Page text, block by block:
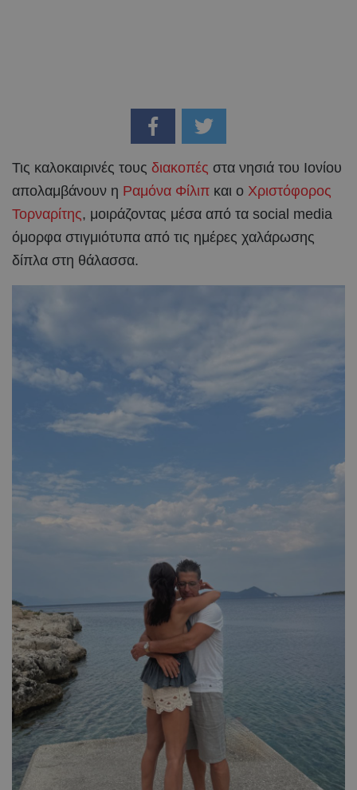
Τις καλοκαιρινές τους διακοπές στα νησιά του Ιονίου
απολαμβάνουν η Ραμόνα Φίλιπ και ο Χριστόφορος
Τορναρίτης, μοιράζοντας μέσα από τα social media
όμορφα στιγμιότυπα από τις ημέρες χαλάρωσης
δίπλα στη θάλασσα.